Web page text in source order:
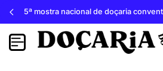
5ª mostra nacional de doçaria conventual de lorvão, 3, 4 e 5